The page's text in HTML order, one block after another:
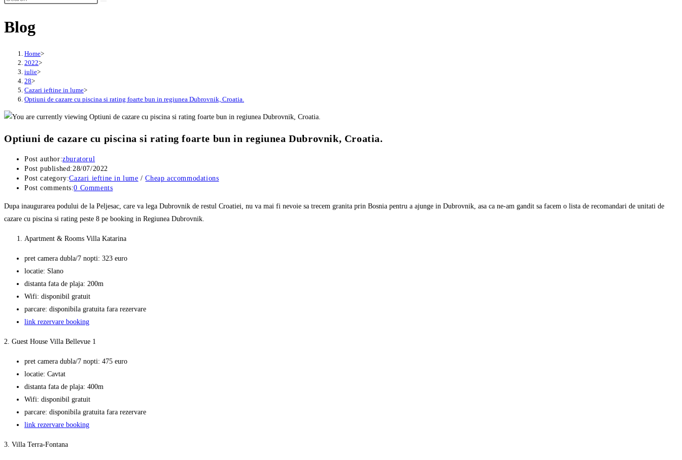
Blog
Home>
2022>
iulie>
28>
Cazari ieftine in lume>
Optiuni de cazare cu piscina si rating foarte bun in regiunea Dubrovnik, Croatia.
Optiuni de cazare cu piscina si rating foarte bun in regiunea Dubrovnik, Croatia.
Post author:zburatorul
Post published:28/07/2022
Post category:Cazari ieftine in lume / Cheap accommodations
Post comments:0 Comments
Dupa inaugurarea podului de la Peljesac, care va lega Dubrovnik de restul Croatiei, nu va mai fi nevoie sa trecem granita prin Bosnia pentru a ajunge in Dubrovnik, asa ca ne-am gandit sa facem o lista de recomandari de unitati de
cazare cu piscina si rating peste 8 pe booking in Regiunea Dubrovnik.
Apartment & Rooms Villa Katarina
pret camera dubla/7 nopti: 323 euro
locatie: Slano
distanta fata de plaja: 200m
Wifi: disponibil gratuit
parcare: disponibila gratuita fara rezervare
link rezervare booking
2. Guest House Villa Bellevue 1
pret camera dubla/7 nopti: 475 euro
locatie: Cavtat
distanta fata de plaja: 400m
Wifi: disponibil gratuit
parcare: disponibila gratuita fara rezervare
link rezervare booking
3. Villa Terra-Fontana